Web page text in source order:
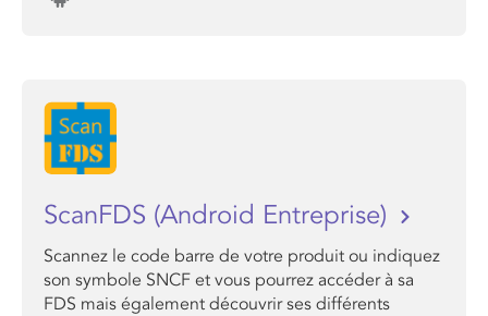
ScanFDS (Android Entreprise)
Scannez le code barre de votre produit ou indiquez
son symbole SNCF et vous pourrez accéder à sa
FDS mais également découvrir ses différents